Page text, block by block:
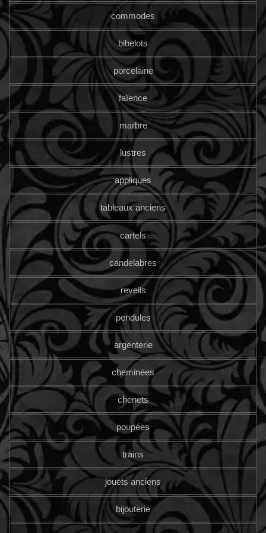
commodes
bibelots
porcelaine
faïence
marbre
lustres
appliques
tableaux anciens
cartels
candelabres
reveils
pendules
argenterie
cheminées
chenets
poupées
trains
jouets anciens
bijouterie